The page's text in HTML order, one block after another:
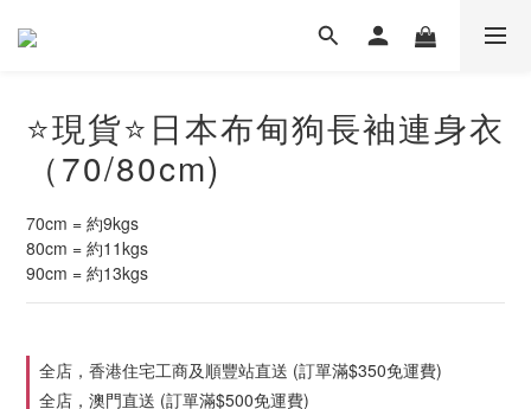
⭐現貨⭐日本布甸狗長袖連身衣
（70/80cm)
70cm = 約9kgs
80cm = 約11kgs
90cm = 約13kgs
全店，香港住宅工商及順豐站直送 (訂單滿$350免運費)
全店，澳門直送 (訂單滿$500免運費)